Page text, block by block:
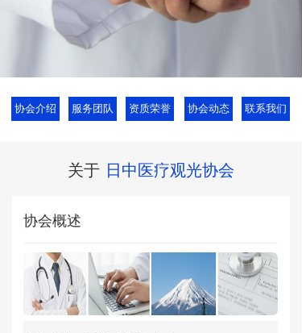
协会介绍 服务团队 联系我们
协会动态
资质荣誉
关于 日中医疗观光协会
协会概述